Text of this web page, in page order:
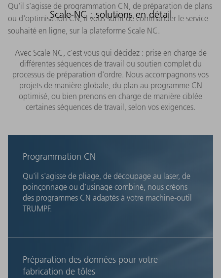
Qu'il s'agisse de programmation CN, de préparation de plans
ou d'optimisation CN, il vous suffit de commander le service
souhaité en ligne, sur la plateforme Scale NC.
Scale NC : solutions en détail
Avec Scale NC, c'est vous qui décidez : prise en charge de
différentes séquences de travail ou soutien complet du
processus de préparation d'ordre. Nous accompagnons vos
projets de manière globale, du plan au programme CN
optimisé, ou bien prenons en charge de manière ciblée
certaines séquences de travail, selon vos exigences.
Programmation CN
Qu'il s'agisse de pliage, de découpage au laser, de
poinçonnage ou d'usinage combiné, nous créons
des programmes CN adaptés à votre machine-outil
TRUMPF.
Préparation des données pour votre
fabrication de tôles